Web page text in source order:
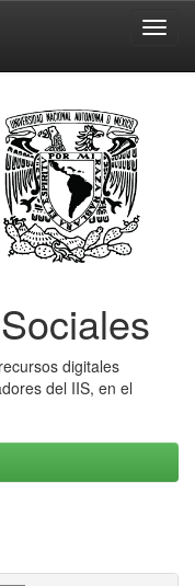
digitales
del IIS, en el